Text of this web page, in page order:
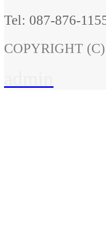
Tel: 087-876-
COPYRIGHT